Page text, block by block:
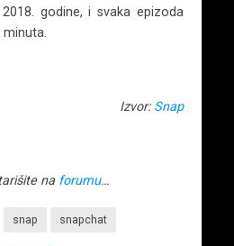
godine, i svaka epizoda
Izvor: Snap
na forumu…
snap snapchat